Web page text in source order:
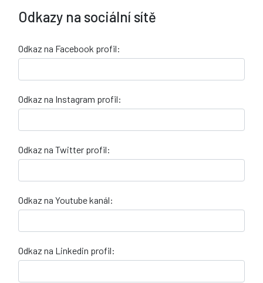
Odkazy na sociální sítě
Odkaz na Facebook profil:
Odkaz na Instagram profil:
Odkaz na Twitter profil:
Odkaz na Youtube kanál:
Odkaz na Linkedin profil: